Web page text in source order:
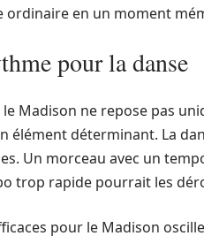
en un moment
pour la danse
Madison ne repose pas
élément déterminant. La
Un morceau avec un
trop rapide pourrait les
pour le Madison